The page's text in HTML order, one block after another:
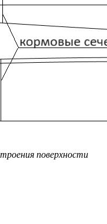
поверхности